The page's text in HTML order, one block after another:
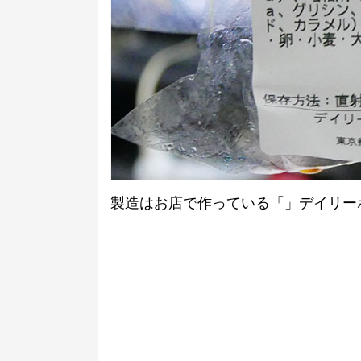
製造はお店で作っている「」デイリー